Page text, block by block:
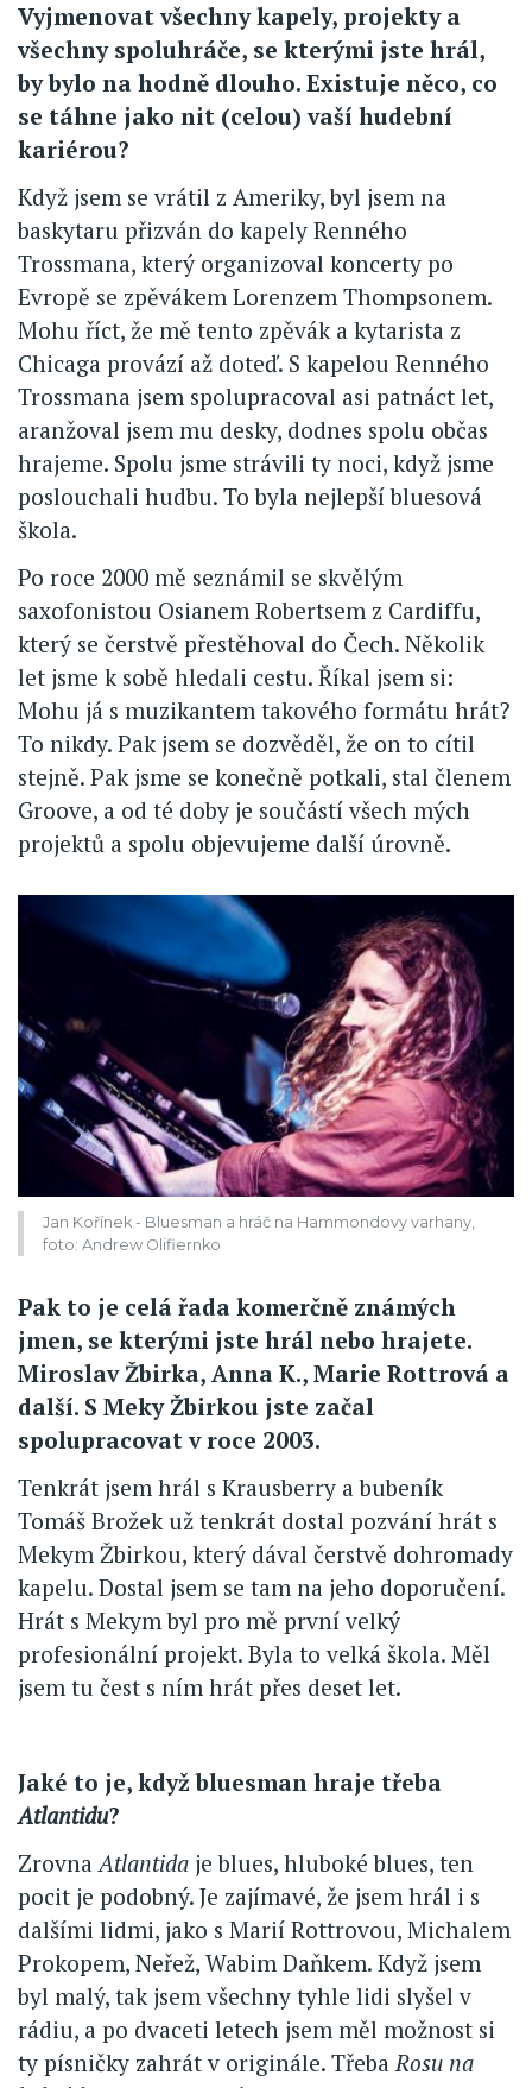
Vyjmenovat všechny kapely, projekty a
všechny spoluhráče, se kterými jste hrál,
by bylo na hodně dlouho. Existuje něco, co
se táhne jako nit (celou) vaší hudební
kariérou?
Když jsem se vrátil z Ameriky, byl jsem na
baskytaru přizván do kapely Renného
Trossmana, který organizoval koncerty po
Evropě se zpěvákem Lorenzem Thompsonem.
Mohu říct, že mě tento zpěvák a kytarista z
Chicaga provází až doteď. S kapelou Renného
Trossmana jsem spolupracoval asi patnáct let,
aranžoval jsem mu desky, dodnes spolu občas
hrajeme. Spolu jsme strávili ty noci, když jsme
poslouchali hudbu. To byla nejlepší bluesová
škola.
Po roce 2000 mě seznámil se skvělým
saxofonistou Osianem Robertsem z Cardiffu,
který se čerstvě přestěhoval do Čech. Několik
let jsme k sobě hledali cestu. Říkal jsem si:
Mohu já s muzikantem takového formátu hrát?
To nikdy. Pak jsem se dozvěděl, že on to cítil
stejně. Pak jsme se konečně potkali, stal členem
Groove, a od té doby je součástí všech mých
projektů a spolu objevujeme další úrovně.
Jan Kořínek - Bluesman a hráč na Hammondovy varhany,
foto: Andrew Olifiernko
Pak to je celá řada komerčně známých
jmen, se kterými jste hrál nebo hrajete.
Miroslav Žbirka, Anna K., Marie Rottrová a
další. S Meky Žbirkou jste začal
spolupracovat v roce 2003.
Tenkrát jsem hrál s Krausberry a bubeník
Tomáš Brožek už tenkrát dostal pozvání hrát s
Mekym Žbirkou, který dával čerstvě dohromady
kapelu. Dostal jsem se tam na jeho doporučení.
Hrát s Mekym byl pro mě první velký
profesionální projekt. Byla to velká škola. Měl
jsem tu čest s ním hrát přes deset let.
Jaké to je, když bluesman hraje třeba
Atlantidu?
ZrovnaAtlantida je blues, hluboké blues, ten
pocit je podobný. Je zajímavé, že jsem hrál i s
dalšími lidmi, jako s Marií Rottrovou, Michalem
Prokopem, Neřež, Wabim Daňkem. Když jsem
byl malý, tak jsem všechny tyhle lidi slyšel v
rádiu, a po dvaceti letech jsem měl možnost si
ty písničky zahrát v originále. TřebaRosu na